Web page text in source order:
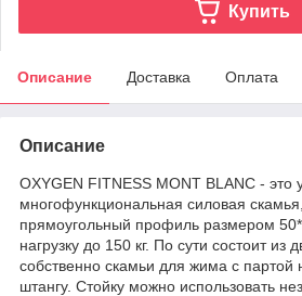
Купить
Описание Доставка Оплата
Описание
OXYGEN FITNESS MONT BLANC - это
многофункциональная силовая
прямоугольный профиль размером
нагрузку до 150 кг. По сути состоит из
собственно скамьи для жима с партой
штангу. Стойку можно использовать